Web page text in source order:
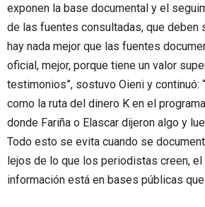
exponen la base documental y el
de las fuentes consultadas, que deben
hay nada mejor que las fuentes
oficial, mejor, porque tiene un valor
testimonios”, sostuvo Oieni y continuó:
como la ruta del dinero K en el
donde Fariña o Elascar dijeron algo y
Todo esto se evita cuando se
lejos de lo que los periodistas creen, el
información está en bases públicas